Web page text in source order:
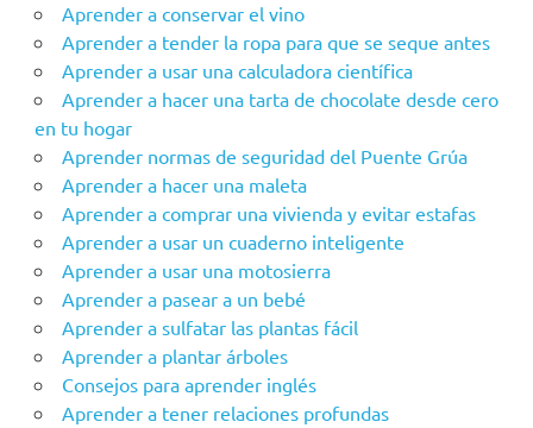
Aprender a conservar el vino
Aprender a tender la ropa para que se seque antes
Aprender a usar una calculadora científica
Aprender a hacer una tarta de chocolate desde cero
en tu hogar
Aprender‌ ‌‌normas‌ ‌de‌ ‌seguridad‌ ‌del‌ ‌Puente‌ ‌Grúa‌ ‌
Aprender a hacer una maleta
Aprender a comprar una vivienda y evitar estafas
Aprender a usar un cuaderno inteligente
Aprender a usar una motosierra
Aprender a pasear a un bebé
Aprender a sulfatar las plantas fácil
Aprender a plantar árboles
Consejos para aprender inglés
Aprender a tener relaciones profundas